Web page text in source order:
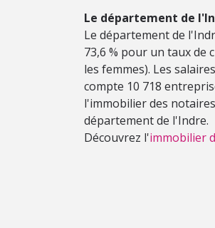
Le département de
Le département de
73,6 % pour un taux de
les femmes). Les
compte 10 718
l'immobilier des
département de l'Indre.
Découvrez l'immobilier